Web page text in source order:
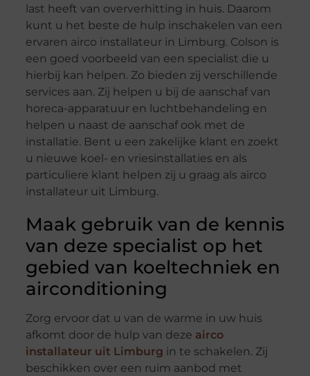
last heeft van oververhitting in huis. Daarom
kunt u het beste de hulp inschakelen van een
ervaren airco installateur in Limburg. Colson is
een goed voorbeeld van een specialist die u
hierbij kan helpen. Zo bieden zij verschillende
services aan. Zij helpen u bij de aanschaf van
horeca-apparatuur en luchtbehandeling en
helpen u naast de aanschaf ook met de
installatie. Bent u een zakelijke klant en zoekt
u nieuwe koel- en vriesinstallaties en als
particuliere klant helpen zij u graag als airco
installateur uit Limburg.
Maak gebruik van de kennis
van deze specialist op het
gebied van koeltechniek en
airconditioning
Zorg ervoor dat u van de warme in uw huis
afkomt door de hulp van deze airco
installateur uit Limburg in te schakelen. Zij
beschikken over een ruim aanbod met